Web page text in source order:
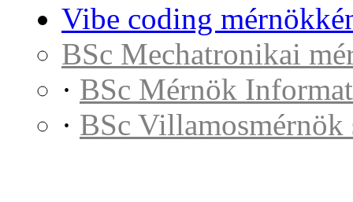
Vibe coding
BSc Mechatronikai
· BSc Mérnök
· BSc Villamosmérnök